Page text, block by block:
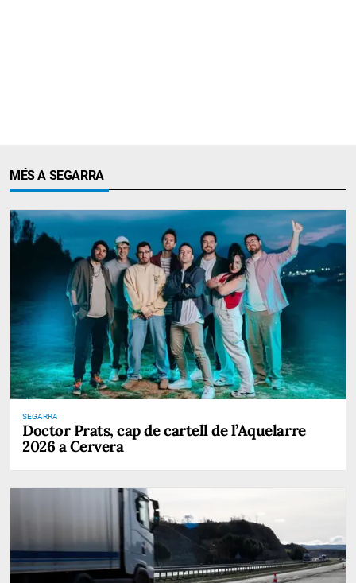
MÉS A SEGARRA
SEGARRA
Doctor Prats, cap de cartell de l’Aquelarre
2026 a Cervera